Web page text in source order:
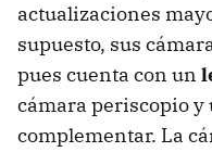
actualizaciones
supuesto, sus
pues cuenta con un
cámara periscopio
complementar. La